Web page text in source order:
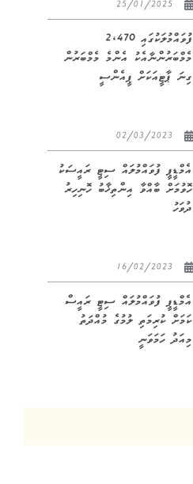
ފުވައްމުލަކުގައި 2,470
މެމްބަރުންނާއެކު އެންމެ މެމްބަރުން
ގިނަ ޕާޓީއަކަށް ޕީއެންސީ
އެމްޑީޕީ ފުވައްމުލައް ސިޓީ ރައީސަކު
ހޮވުމަށް ބާއްވާ އިންތިޚާބު ހޮނިހިރު
ދުވަހު
އެމްޑީޕީ ފުވައްމުލައް ސިޓީ ރައީސް
ކަމަށް ކުރިމަތި ލުމުގެ މުއްދަތު
މިއަދު ހަމަވަނީ